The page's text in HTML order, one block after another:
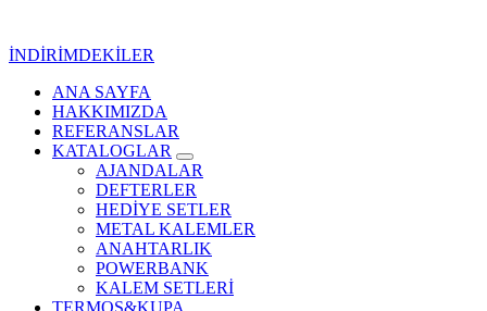
İNDİRİMDEKİLER
Kurumsal Promosyon-Hediyelik
ANA SAYFA
HAKKIMIZDA
REFERANSLAR
KATALOGLAR
AJANDALAR
DEFTERLER
HEDİYE SETLER
METAL KALEMLER
ANAHTARLIK
POWERBANK
KALEM SETLERİ
TERMOS&KUPA